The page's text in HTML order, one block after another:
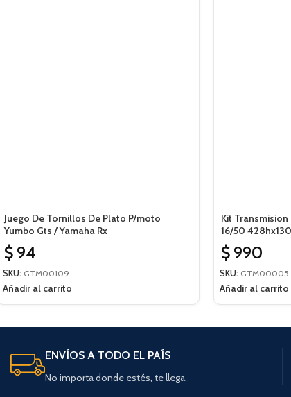
Juego De Tornillos De Plato P/moto
Yumbo Gts / Yamaha Rx
$ 94
SKU: GTM00109
Añadir al carrito
Kit
16/50
$ 990
SKU: GTM00005
Añadir al carrito
ENVÍOS A TODO EL PAÍS
No importa donde estés, te llega.